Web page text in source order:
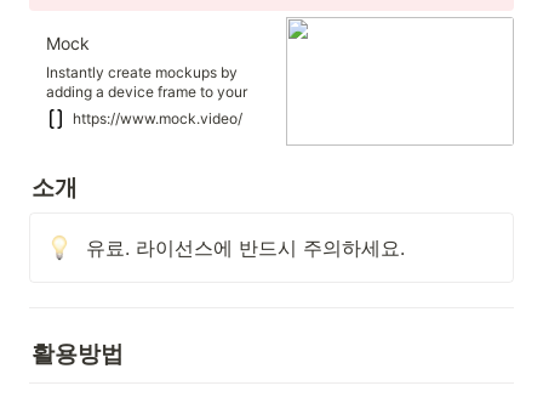
Mock
Instantly create mockups by
adding a device frame to your
videos.https://www.mock.video/
소개
유료. 라이선스에 반드시 주의하세요.
활용방법